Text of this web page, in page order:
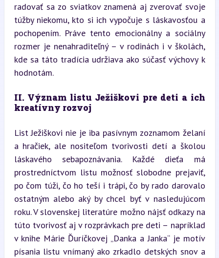
radovať sa zo sviatkov znamená aj zverovať svoje
túžby niekomu, kto si ich vypočuje s láskavosťou a
pochopením. Práve tento emocionálny a sociálny
rozmer je nenahraditeľný – v rodinách i v školách,
kde sa táto tradícia udržiava ako súčasť výchovy k
hodnotám.
II. Význam listu Ježiškovi pre deti a ich
kreatívny rozvoj
List Ježiškovi nie je iba pasívnym zoznamom želaní
a hračiek, ale nositeľom tvorivosti detí a školou
láskavého sebapoznávania. Každé dieťa má
prostredníctvom listu možnosť slobodne prejaviť,
po čom túži, čo ho teší i trápi, čo by rado darovalo
ostatným alebo aký by chcel byť v nasledujúcom
roku. V slovenskej literatúre možno nájsť odkazy na
túto tvorivosť aj v rozprávkach pre deti – napríklad
v knihe Márie Ďuríčkovej „Danka a Janka“ je motív
písania listu vnímaný ako zrkadlo detských snov a